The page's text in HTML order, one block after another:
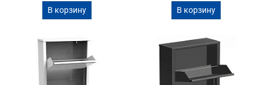
В корзину В корзину